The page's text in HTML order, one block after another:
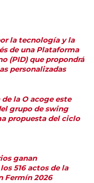
la tecnología y la
de una Plataforma
(PID) que propondrá
personalizadas
la O acoge este
grupo de swing
propuesta del ciclo
ganan
516 actos de la
Fermín 2026